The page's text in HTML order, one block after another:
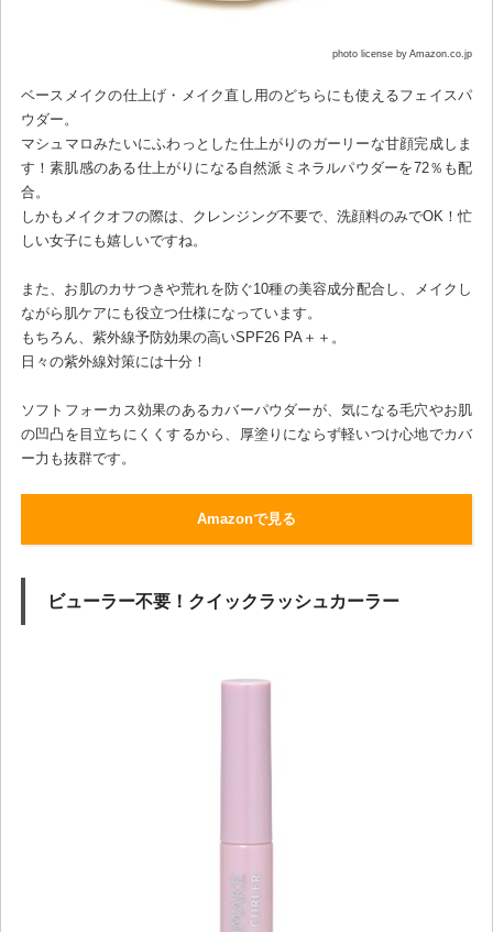
photo license by Amazon.co.jp
ベースメイクの仕上げ・メイク直し用のどちらにも使えるフェイスパ
ウダー。
マシュマロみたいにふわっとした仕上がりのガーリーな甘顔完成しま
す！素肌感のある仕上がりになる自然派ミネラルパウダーを72％も配
合。
しかもメイクオフの際は、クレンジング不要で、洗顔料のみでOK！忙
しい女子にも嬉しいですね。
また、お肌のカサつきや荒れを防ぐ10種の美容成分配合し、メイクし
ながら肌ケアにも役立つ仕様になっています。
もちろん、紫外線予防効果の高いSPF26 PA＋＋。
日々の紫外線対策には十分！
ソフトフォーカス効果のあるカバーパウダーが、気になる毛穴やお肌
の凹凸を目立ちにくくするから、厚塗りにならず軽いつけ心地でカバ
ー力も抜群です。
Amazonで見る
ビューラー不要！クイックラッシュカーラー